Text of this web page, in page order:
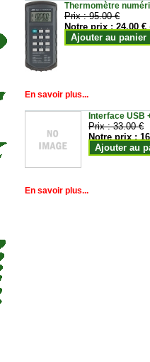
Thermomètre
Prix :95.00 €
Notre prix :24.00 €
Ajouter au panier
En savoir plus...
Interface USB
Prix :33.00 €
Notre prix :
Ajouter au
En savoir plus...